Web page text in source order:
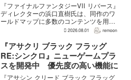
『ファイナルファンタジーVII リバース』
ディレクターの浜口直樹氏は、同作のワ
ールドマップに多数のコンテンツを用意
したことで、一部のプレイヤーが疲れを
性があるとの認識を示した。
GamesRadar+のイン...
2026.08.01 remoon
『アサクリ ブラック フラッグ
RE:シンクロ』ニューゲームプラ
スを開発中 優先度の高い機能に
『アサシン クリード ブラック フラッグ